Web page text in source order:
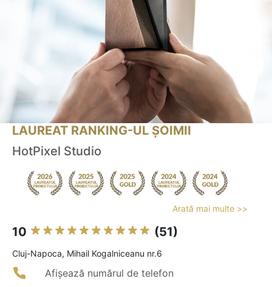
LAUREAT RANKING-UL ȘOIMII
HotPixel Studio
Arată mai multe >>
10 (51)
Cluj-Napoca, Mihail Kogalniceanu nr.6
Afișează numărul de telefon